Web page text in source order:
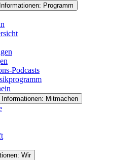
Programm
Podcasts
Informationen: Mitmachen
Wir